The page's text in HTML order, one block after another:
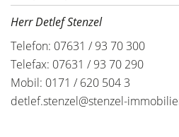
Herr Detlef Stenzel
Telefon: 07631 / 93 70 300
Telefax: 07631 / 93 70 290
Mobil: 0171 / 620 504 3
detlef.stenzel@stenzel-